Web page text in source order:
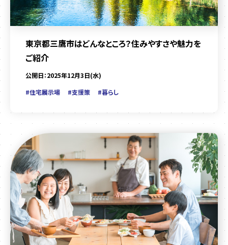
東京都三鷹市はどんなところ？住みやすさや魅力を
ご紹介
公開日：2025年12月3日(水)
#住宅展示場
#支援策 #暮らし